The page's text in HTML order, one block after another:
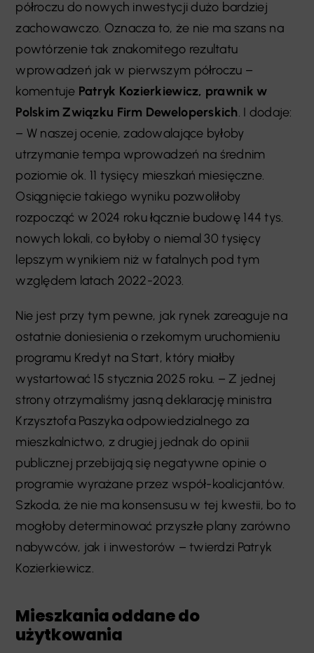
półroczu do nowych inwestycji dużo bardziej
zachowawczo. Oznacza to, że nie ma szans na
powtórzenie tak znakomitego rezultatu
wprowadzeń jak w pierwszym półroczu –
komentuje Patryk Kozierkiewicz, prawnik w
Polskim Związku Firm Deweloperskich. I dodaje:
– W naszej ocenie, zadowalające byłoby
utrzymanie tempa wprowadzeń na średnim
poziomie ok. 11 tysięcy mieszkań miesięczne.
Osiągnięcie takiego wyniku pozwoliłoby
rozpocząć w 2024 roku łącznie budowę 144 tys.
nowych lokali, co byłoby o niemal 30 tysięcy
lepszym wynikiem niż w fatalnych pod tym
względem latach 2022-2023.
Nie jest przy tym pewne, jak rynek zareaguje na
ostatnie doniesienia o rzekomym uruchomieniu
programu Kredyt na Start, który miałby
wystartować 15 stycznia 2025 roku. – Z jednej
strony otrzymaliśmy jasną deklarację ministra
Krzysztofa Paszyka odpowiedzialnego za
mieszkalnictwo, z drugiej jednak do opinii
publicznej przebijają się negatywne opinie o
programie wyrażane przez współ-koalicjantów.
Szkoda, że nie ma konsensusu w tej kwestii, bo to
mogłoby determinować przyszłe plany zarówno
nabywców, jak i inwestorów – twierdzi Patryk
Kozierkiewicz.
Mieszkania oddane do
użytkowania